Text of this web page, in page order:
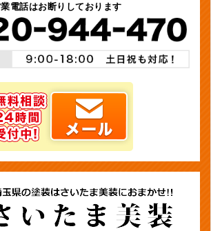
電話はお断りしております